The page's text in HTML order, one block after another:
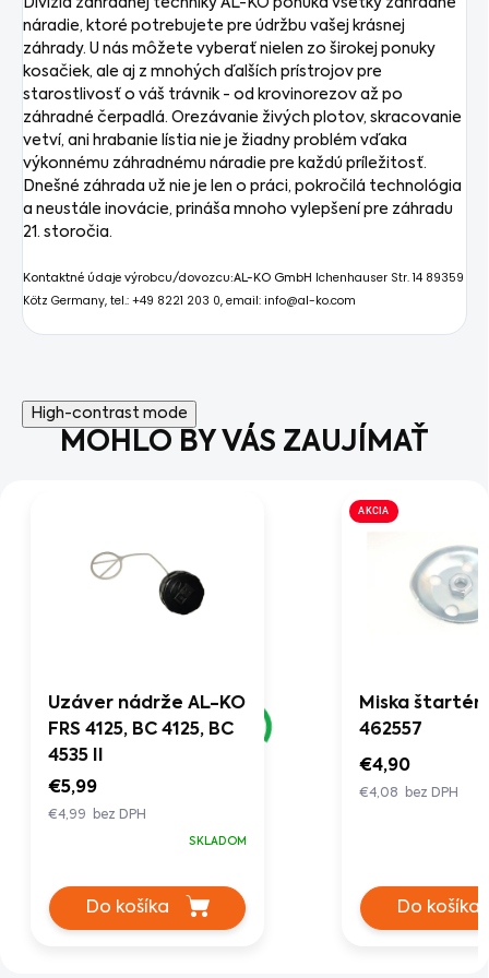
Divízia záhradnej techniky AL-KO ponúka všetky záhradné
náradie, ktoré potrebujete pre údržbu vašej krásnej
záhrady. U nás môžete vyberať nielen zo širokej ponuky
kosačiek, ale aj z mnohých ďalších prístrojov pre
starostlivosť o váš trávnik - od krovinorezov až po
záhradné čerpadlá. Orezávanie živých plotov, skracovanie
vetví, ani hrabanie lístia nie je žiadny problém vďaka
výkonnému záhradnému náradie pre každú príležitosť.
Dnešné záhrada už nie je len o práci, pokročilá technológia
a neustále inovácie, prináša mnoho vylepšení pre záhradu
21. storočia.
Kontaktné údaje výrobcu/dovozcu:AL-KO GmbH Ichenhauser Str. 14 89359
Kötz Germany, tel.: +49 8221 203 0, email: info@al-ko.com
High-contrast mode
MOHLO BY VÁS ZAUJÍMAŤ
Uzáver nádrže AL-KO
FRS 4125, BC 4125, BC
4535 II
€5,99
€4,99 bez DPH
SKLADOM
Do košíka
AKCIA
Miska
462557
€4,90
€4,08 bez DPH
Do košíka